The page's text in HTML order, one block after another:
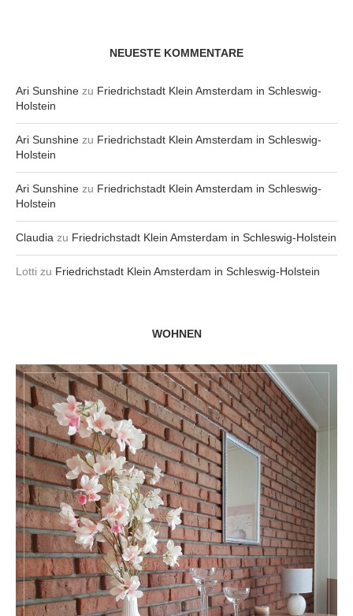
NEUESTE KOMMENTARE
Ari Sunshine zu Friedrichstadt Klein Amsterdam in Schleswig-
Holstein
Ari Sunshine zu Friedrichstadt Klein Amsterdam in Schleswig-
Holstein
Ari Sunshine zu Friedrichstadt Klein Amsterdam in Schleswig-
Holstein
Claudia zu Friedrichstadt Klein Amsterdam in Schleswig-Holstein
Lotti zu Friedrichstadt Klein Amsterdam in Schleswig-Holstein
WOHNEN